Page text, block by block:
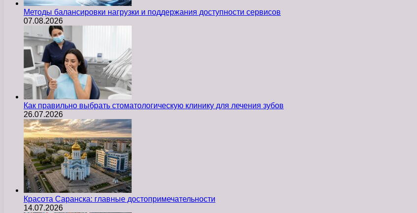
Методы балансировки нагрузки и поддержания доступности сервисов
07.08.2026
Как правильно выбрать стоматологическую клинику для лечения зубов
26.07.2026
Красота Саранска: главные достопримечательности
14.07.2026